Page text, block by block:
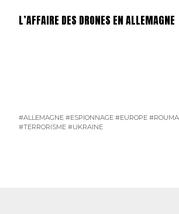
L’AFFAIRE DES DRONES EN ALLEMAGNE
#ALLEMAGNE #ESPIONNAGE #EUROPE
#TERRORISME #UKRAINE